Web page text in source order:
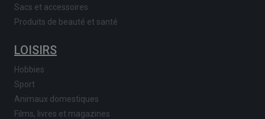
Sacs et accessoires
Produits de beauté et santé
LOISIRS
Hobbies
Sport
Animaux domestiques
Films, livres et magazines